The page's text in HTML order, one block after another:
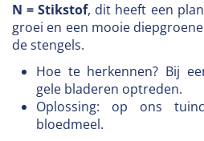
N = Stikstof, dit heeft een
groei en een mooie
de stengels.
Hoe te herkennen? Bij
gele bladeren optreden.
Oplossing: op ons
bloedmeel.